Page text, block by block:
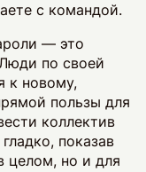
с командой.
— это
по своей
к новому,
пользы для
коллектив
показав
целом, но и для